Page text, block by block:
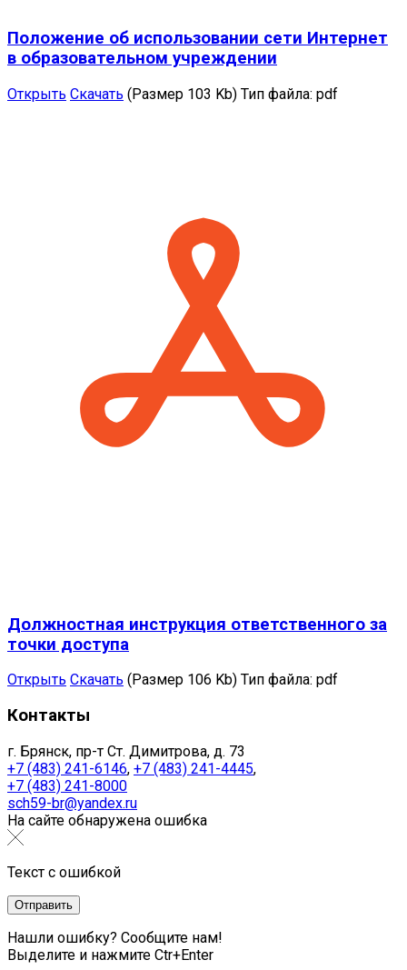
Положение об использовании сети Интернет
в образовательном учреждении
Открыть Скачать (Размер 103 Kb) Тип файла: pdf
Должностная инструкция ответственного за
точки доступа
Открыть Скачать (Размер 106 Kb) Тип файла: pdf
Контакты
г. Брянск, пр-т Ст. Димитрова, д. 73
+7 (483) 241-6146, +7 (483) 241-4445,
+7 (483) 241-8000
sch59-br@yandex.ru
На сайте обнаружена ошибка
Текст с ошибкой
Нашли ошибку? Сообщите нам!
Выделите и нажмите Ctr+Enter